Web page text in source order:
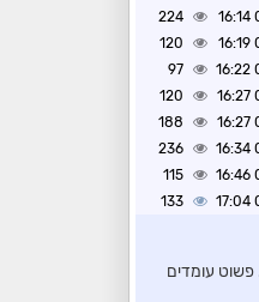
224
120
97
120
188
236
115
133
פשוט עומדים